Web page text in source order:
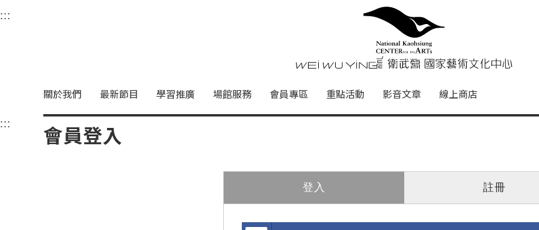
衛武營國家藝術文化中心
中央內容區塊，為本頁主要內容區。
::: 衛武營國家藝術文
關於我們 最新節目 學習推廣 場館服務 會員專區 重點活動 影音文章 線上商店
::: 中央內容區塊，為本頁主要內容區。
會員登入
登入 註冊